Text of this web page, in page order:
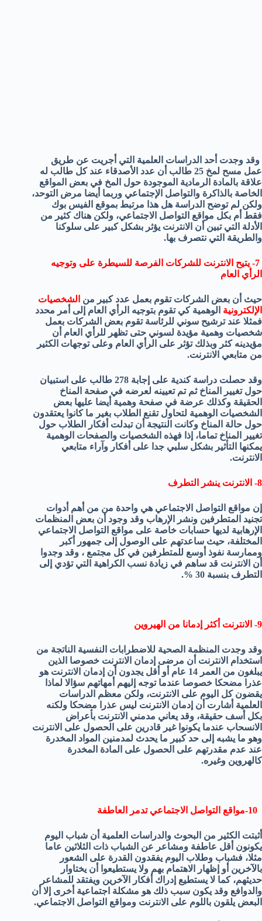
وقد وجدت أحد الدراسات العلمية التي أجريت عن طريق
عمل مسح لمخ 25 طالب أن عدد الأصدقاء عند كل طالب له
علاقة بالمادة الرمادية الموجودة حول المخ في بعض المواقع
الخاصة بالذاكرة والتواصل الإجتماعي وربما أيضا مرض التوحد،
ولكن لم توضح الدراسة هل هذا مرتبط بموقع الفيس بوك
فقط أم بكل مواقع التواصل الاجتماعي، ولكن هناك كثير من
الأدلة التي تبين أن الانترنت يؤثر بشكل كبير على سلوكنا
والطريقة التي نتصرف بها.
7- يتيح الانترنت للشركات الفرصة للسيطرة على وتوجيه
الرأي العام
حيث أن بعض الشركات تقوم بعمل عدد كبير من الشخصيات
الإلكترونية الوهمية كي تقوم بتوجيه الرأي العام إلى أمر محدد
فمثلا عند ترشيح سوني للرئاسة تقوم بعض الشركات بعمل
شخصيات وهمية مؤيدة لسوني حتى تظهر للرأي العام أن
مؤيدينه كثر وبذلك تؤثر على الرأي العام وعلى توجهات الكثير
من متابعي الانترنت.
وقد حصلت دراسة كندية على إجابة 278 طالب على استبيان
حول تغيير المناخ ثم تم تعيينه لعرضه في صفحة المناخ
الحقيقة وكذلك عرضة في صفحة وهمية أيضا عليها بعض
الشخصيات الوهمية لتحاول تقنع الطلاب بغير ما كانوا يعتقدون
حول حالة المناخ وكانت النتيجة أن تبدلت أفكار الطلاب حول
تغيير المناخ تماما، إذا فهذه الشخصيات والصفحات الوهمية
يمكنها التأثير بشكل سلبي جدا على أفكار وآراء متابعي
الانترنت.
8- الانترنت ينشر التطرف
إن مواقع التواصل الاجتماعي هي واحدة من من أهم أدوات
تجنيد المتطرفين ونشر الإرهاب وقد وجود أن بعض المنظمات
الإرهابية لديها حسابات خاصة على مواقع التواصل الاجتماعي
المختلفة، حيث ساعدتهم على الوصول إلى جمهور أكبر
وممارسة نفوذ أوسع للمتطرفين في كل مجتمع ، وقد وجدوا
أن الانترنت قد ساهم في زيادة نسب الكراهية التي تؤدي إلى
التطرف بنسبة 30 %.
9- الانترنت أكثر إدمانا من الهيروين
وقد وجدت المنظمة الصحية للاضطرابات النفسية الناتجة من
استخدام الانترنت أن مرضى إدمان الانترنت خصوصا الذين
يبلغون من العمر 14 عام أو أقل يجدون أن إدمان الانترنت هو
عذرا مضحكا خصوصا عندما توجه إليهم أمهاتهم سؤالا لماذا
يقضون كل اليوم على الانترنت، ولكن معظم الدراسات
العلمية أشارت أن إدمان الانترنت ليس عذرا مضحكا ولكنه
بكل أسف حقيقة، وقد يعاني مدمني الانترنت بأعراض
الانسحاب عندما يكونوا غير قادرين على الحصول على الانترنت
وهو ما يشبه إلى حد كبير ما يحدث لمدمنين المواد المخدرة
عند عدم مقدرتهم على الحصول على المادة المخدرة
كالهروين وغيره.
أثبتت الكثير من البحوث والدراسات العلمية أن شباب اليوم
يكونون أقل عاطفة ومشاعر عن الشباب ذات الثلاثين عاما
مثلا، فشباب وطلاب اليوم يفقدون القدرة على الشعور
بالآخرين أو إظهار الاهتمام بهم ولا يستطيعوا أن يختاوار
حديثهم، كما لا يستطيع إدراك أفكار الآخرين ويفتقد للمشاعر
والدوافع وقد يكون سبب ذلك هو مشكلة اجتماعية أخرى إلا أن
البعض يلقون باللوم على الانترنت ومواقع التواصل الاجتماعي.